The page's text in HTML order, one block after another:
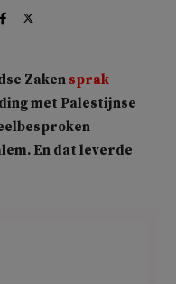
Zaken sprak
met Palestijnse
En dat leverde